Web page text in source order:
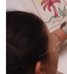
chino ou un
Des baskets
parfaitement
Le mannequin